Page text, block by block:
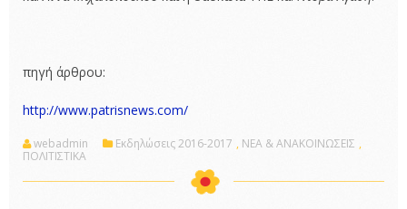
πηγή άρθρου:
http://www.patrisnews.com/
webadmin Εκδηλώσεις 2016-2017 , ΝΕΑ & ΑΝΑΚΟΙΝΩΣΕΙΣ ,
ΠΟΛΙΤΙΣΤΙΚΑ